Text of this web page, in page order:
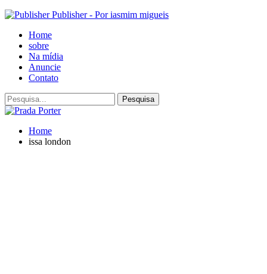
Publisher - Por iasmim migueis
Home
sobre
Na mídia
Anuncie
Contato
Home
issa london